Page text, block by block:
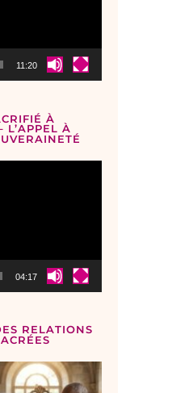
11:20
À
L’APPEL À
04:17
RELATIONS